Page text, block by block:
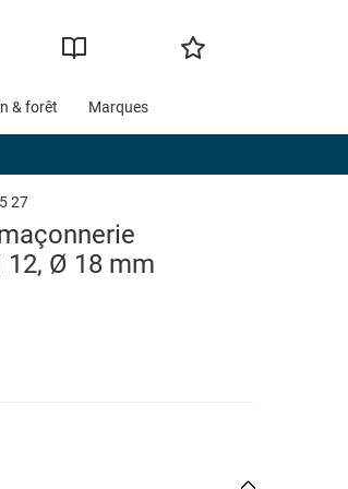
& forêt Marques
27
12, Ø 18 mm